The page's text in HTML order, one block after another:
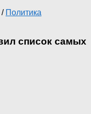
/ Политика
список самых